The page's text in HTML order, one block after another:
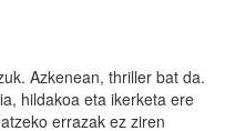
Azkenean, thriller bat da.
hildakoa eta ikerketa ere
errazak ez ziren